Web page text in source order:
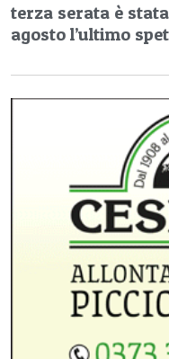
terza serata è
agosto l’ultimo